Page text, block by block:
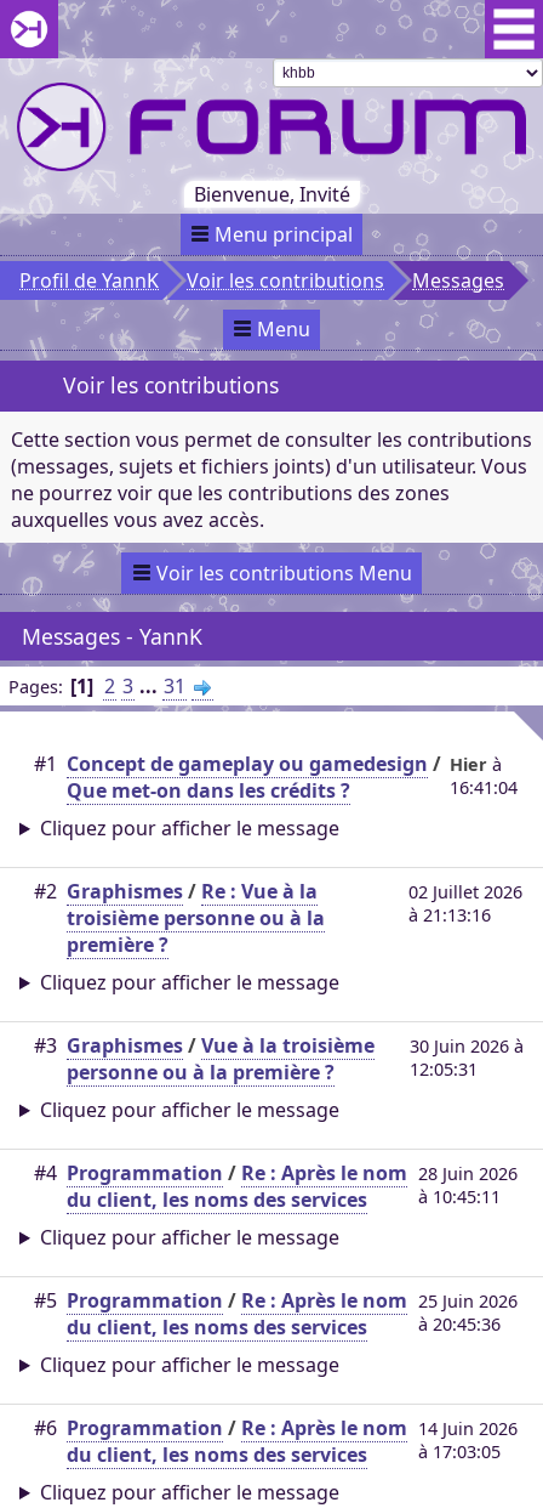
Aller au menu du forum
Aller au contenu du forum
Aller à la recherche dans le forum
Passer le
menu
Khaganat
Retour
au début
du menu
Khaganat
Bienvenue, Invité
Menu principal
Profil de YannK
Voir les contributions
Messages
Menu
Voir les contributions
Cette section vous permet de consulter les contributions
(messages, sujets et fichiers joints) d'un utilisateur. Vous
ne pourrez voir que les contributions des zones
auxquelles vous avez accès.
Voir les contributions Menu
Messages - YannK
Pages 1 2 3 ... 31
#1 Concept de gameplay ou gamedesign /
Que met-on dans les crédits ?
Hierà
16:41:04
Cliquez pour afficher le message
#2 Graphismes/ Re : Vue à la
troisième personne ou à la
première ?
02 Juillet 2026
à 21:13:16
Cliquez pour afficher le message
#3 Graphismes/Vue à la troisième
personne ou à la première ?
30 Juin 2026 à
12:05:31
Cliquez pour afficher le message
#4 Programmation / Re : Après le nom
du client, les noms des services
28 Juin 2026
à 10:45:11
Cliquez pour afficher le message
#5 Programmation / Re : Après le nom
du client, les noms des services
25 Juin 2026
à 20:45:36
Cliquez pour afficher le message
#6 Programmation / Re : Après le nom
du client, les noms des services
14 Juin 2026
à 17:03:05
Cliquez pour afficher le message